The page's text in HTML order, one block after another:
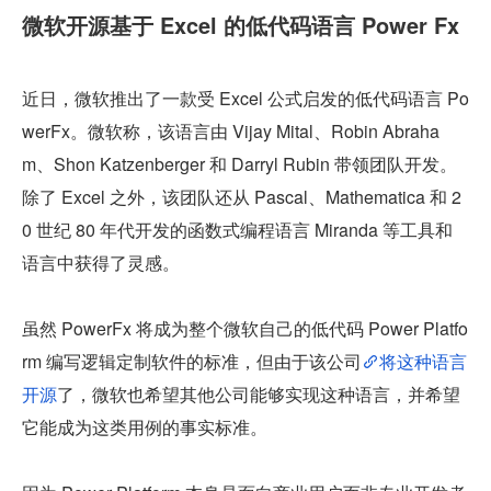
微软开源基于 Excel 的低代码语言 Power Fx
近日，微软推出了一款受 Excel 公式启发的低代码语言 Po
werFx。微软称，该语言由 Vijay Mital、Robin Abraha
m、Shon Katzenberger 和 Darryl Rubin 带领团队开发。
除了 Excel 之外，该团队还从 Pascal、Mathematica 和 2
0 世纪 80 年代开发的函数式编程语言 Miranda 等工具和
语言中获得了灵感。
虽然 PowerFx 将成为整个微软自己的低代码 Power Platfo
rm 编写逻辑定制软件的标准，但由于该公司
将这种语言
开源了，微软也希望其他公司能够实现这种语言，并希望
它能成为这类用例的事实标准。